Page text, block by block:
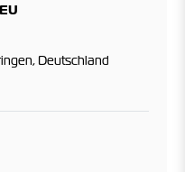
Deutschland